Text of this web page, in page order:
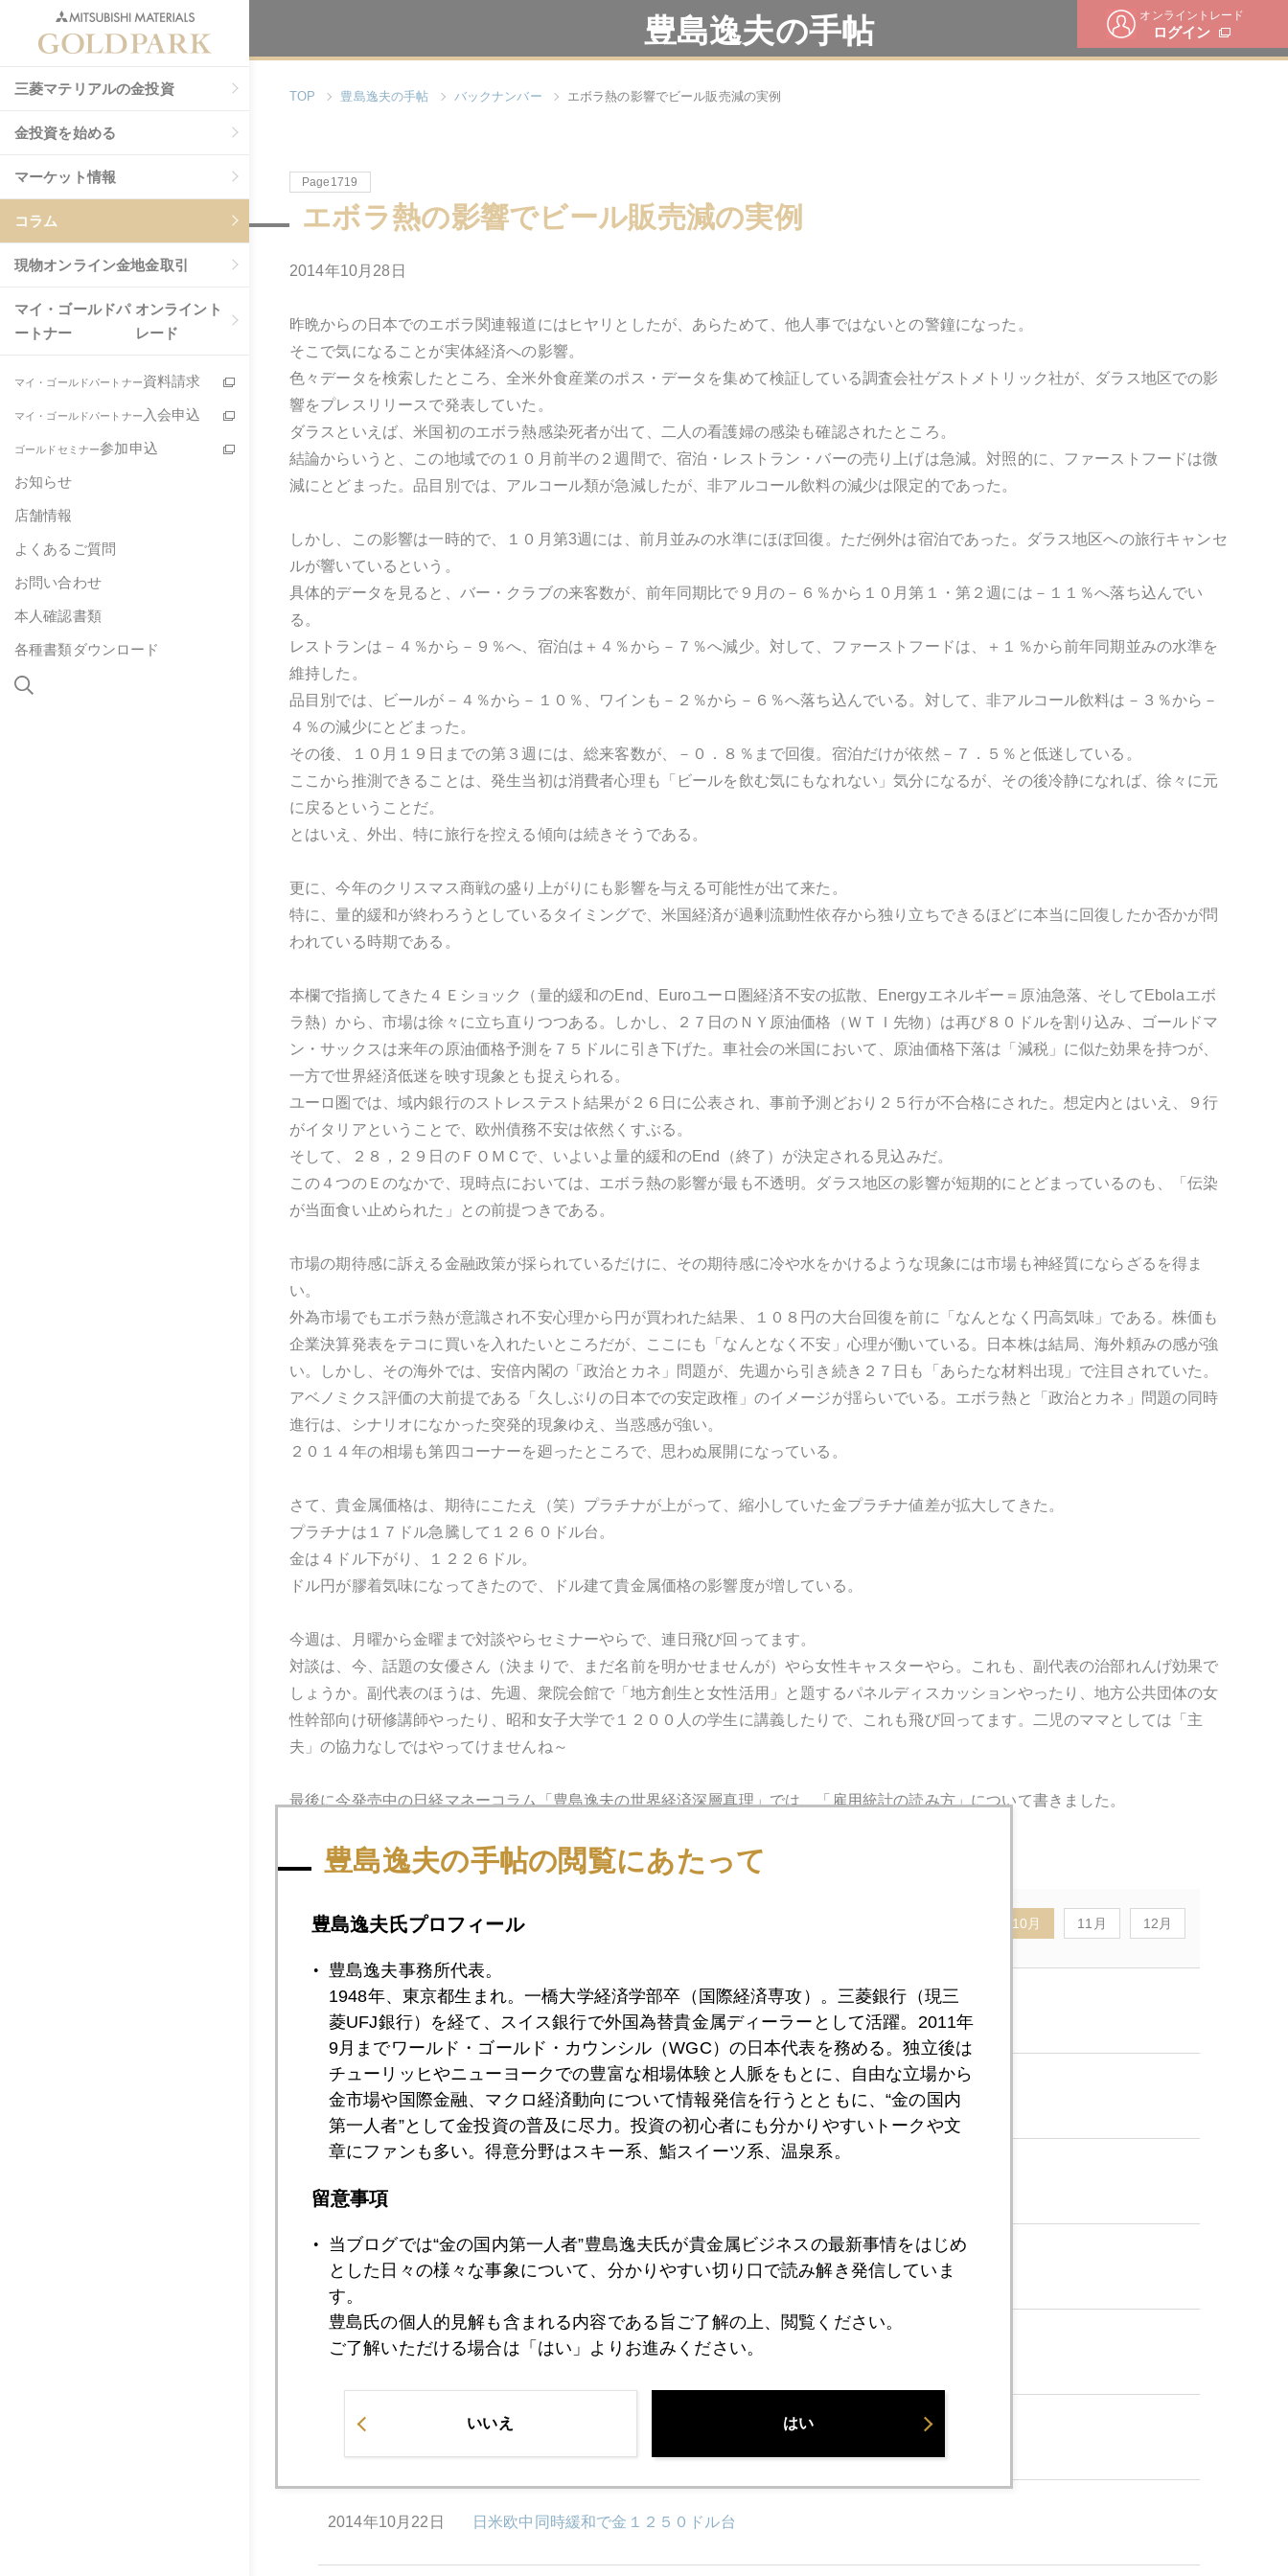
オンライントレード
ログイン
三菱マテリアルの金投資
金投資を始める
マーケット情報
コラム
現物オンライン金地金取引
マイ・ゴールドパ
ートナー
オンライント
レード
マイ・ゴールドパートナー資料請求
マイ・ゴールドパートナー 入会申込
ゴールドセミナー参加申込
お知らせ
店舗情報
よくあるご質問
お問い合わせ
本人確認書類
各種書類ダウンロード
豊島逸夫の手帖
TOP 豊島逸夫の手帖 バックナンバー エボラ熱の影響でビール販売減の実例
Page1719
エボラ熱の影響でビール販売減の実例
2014年10月28日
昨晩からの日本でのエボラ関連報道にはヒヤリとしたが、あらためて、他人事ではないとの警鐘になった。
そこで気になることが実体経済への影響。
色々データを検索したところ、全米外食産業のポス・データを集めて検証している調査会社ゲストメトリック社が、ダラス地区での影
響をプレスリリースで発表していた。
ダラスといえば、米国初のエボラ熱感染死者が出て、二人の看護婦の感染も確認されたところ。
結論からいうと、この地域での１０月前半の２週間で、宿泊・レストラン・バーの売り上げは急減。対照的に、ファーストフードは微
減にとどまった。品目別では、アルコール類が急減したが、非アルコール飲料の減少は限定的であった。
しかし、この影響は一時的で、１０月第3週には、前月並みの水準にほぼ回復。ただ例外は宿泊であった。ダラス地区への旅行キャンセ
ルが響いているという。
具体的データを見ると、バー・クラブの来客数が、前年同期比で９月の－６％から１０月第１・第２週には－１１％へ落ち込んでい
る。
レストランは－４％から－９％へ、宿泊は＋４％から－７％へ減少。対して、ファーストフードは、＋１％から前年同期並みの水準を
維持した。
品目別では、ビールが－４％から－１０％、ワインも－２％から－６％へ落ち込んでいる。対して、非アルコール飲料は－３％から－
４％の減少にとどまった。
その後、１０月１９日までの第３週には、総来客数が、－０．８％まで回復。宿泊だけが依然－７．５％と低迷している。
ここから推測できることは、発生当初は消費者心理も「ビールを飲む気にもなれない」気分になるが、その後冷静になれば、徐々に元
に戻るということだ。
とはいえ、外出、特に旅行を控える傾向は続きそうである。
更に、今年のクリスマス商戦の盛り上がりにも影響を与える可能性が出て来た。
特に、量的緩和が終わろうとしているタイミングで、米国経済が過剰流動性依存から独り立ちできるほどに本当に回復したか否かが問
われている時期である。
本欄で指摘してきた４Ｅショック（量的緩和のEnd、Euroユーロ圏経済不安の拡散、Energyエネルギー＝原油急落、そしてEbolaエボ
ラ熱）から、市場は徐々に立ち直りつつある。しかし、２７日のＮＹ原油価格（ＷＴＩ先物）は再び８０ドルを割り込み、ゴールドマ
ン・サックスは来年の原油価格予測を７５ドルに引き下げた。車社会の米国において、原油価格下落は「減税」に似た効果を持つが、
一方で世界経済低迷を映す現象とも捉えられる。
ユーロ圏では、域内銀行のストレステスト結果が２６日に公表され、事前予測どおり２５行が不合格にされた。想定内とはいえ、９行
がイタリアということで、欧州債務不安は依然くすぶる。
そして、２８，２９日のＦＯＭＣで、いよいよ量的緩和のEnd（終了）が決定される見込みだ。
この４つのＥのなかで、現時点においては、エボラ熱の影響が最も不透明。ダラス地区の影響が短期的にとどまっているのも、「伝染
が当面食い止められた」との前提つきである。
市場の期待感に訴える金融政策が採られているだけに、その期待感に冷や水をかけるような現象には市場も神経質にならざるを得ま
い。
外為市場でもエボラ熱が意識され不安心理から円が買われた結果、１０８円の大台回復を前に「なんとなく円高気味」である。株価も
企業決算発表をテコに買いを入れたいところだが、ここにも「なんとなく不安」心理が働いている。日本株は結局、海外頼みの感が強
い。しかし、その海外では、安倍内閣の「政治とカネ」問題が、先週から引き続き２７日も「あらたな材料出現」で注目されていた。
アベノミクス評価の大前提である「久しぶりの日本での安定政権」のイメージが揺らいでいる。エボラ熱と「政治とカネ」問題の同時
進行は、シナリオになかった突発的現象ゆえ、当惑感が強い。
２０１４年の相場も第四コーナーを廻ったところで、思わぬ展開になっている。
さて、貴金属価格は、期待にこたえ（笑）プラチナが上がって、縮小していた金プラチナ値差が拡大してきた。
プラチナは１７ドル急騰して１２６０ドル台。
金は４ドル下がり、１２２６ドル。
ドル円が膠着気味になってきたので、ドル建て貴金属価格の影響度が増している。
今週は、月曜から金曜まで対談やらセミナーやらで、連日飛び回ってます。
対談は、今、話題の女優さん（決まりで、まだ名前を明かせませんが）やら女性キャスターやら。これも、副代表の治部れんげ効果で
しょうか。副代表のほうは、先週、衆院会館で「地方創生と女性活用」と題するパネルディスカッションやったり、地方公共団体の女
性幹部向け研修講師やったり、昭和女子大学で１２００人の学生に講義したりで、これも飛び回ってます。二児のママとしては「主
夫」の協力なしではやってけませんね～
最後に今発売中の日経マネーコラム「豊島逸夫の世界経済深層真理」では、「雇用統計の読み方」について書きました。
2014年 1月 2月 10月 11月 12月
2014年10月31日 日銀サプライズ追加緩和！金価格再び１２００ドル割れ
2014年10月30日 米量的緩和終了、円安・株安・金安の初期反応は続くか
2014年10月28日 エボラ熱の影響でビール販売減の実例
2014年10月27日 米国、南アでの経験
2014年10月24日 個人投資家もヘッジファンドに勝てるワケ
2014年10月22日 日米欧中同時緩和で金１２５０ドル台
豊島逸夫の手帖の閲覧にあたって
豊島逸夫氏プロフィール
豊島逸夫事務所代表。
1948年、東京都生まれ。一橋大学経済学部卒（国際経済専攻）。三菱銀行（現三
菱UFJ銀行）を経て、スイス銀行で外国為替貴金属ディーラーとして活躍。2011年
9月までワールド・ゴールド・カウンシル（WGC）の日本代表を務める。独立後は
チューリッヒやニューヨークでの豊富な相場体験と人脈をもとに、自由な立場から
金市場や国際金融、マクロ経済動向について情報発信を行うとともに、“金の国内
第一人者”として金投資の普及に尽力。投資の初心者にも分かりやすいトークや文
章にファンも多い。得意分野はスキー系、鮨スイーツ系、温泉系。
留意事項
当ブログでは“金の国内第一人者”豊島逸夫氏が貴金属ビジネスの最新事情をはじめ
とした日々の様々な事象について、分かりやすい切り口で読み解き発信していま
す。
豊島氏の個人的見解も含まれる内容である旨ご了解の上、閲覧ください。
ご了解いただける場合は「はい」よりお進みください。
いいえ はい